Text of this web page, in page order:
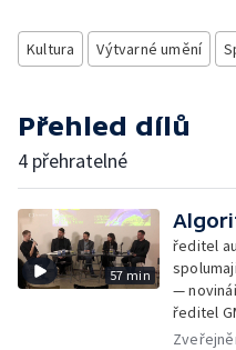
Kultura Výtvarné umění
Přehled dílů
4 přehratelné
57 min
ředitel
—
ředitel